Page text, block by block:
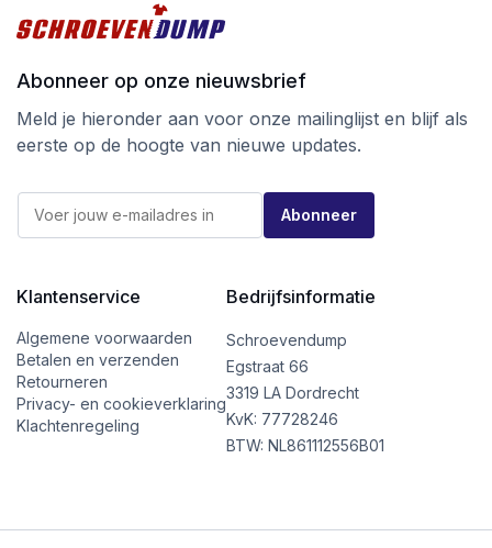
zodat er bij afvalscheiding geen plastic meer in
Ga voor kwaliteit tegen de beste prijs
bij schroevendump.nl en neem een kijkje op
onzeinstragrampagina.
Abonneer op onze nieuwsbrief
Meld je hieronder aan voor onze mailinglijst en blijf als
eerste op de hoogte van nieuwe updates.
a
*
-
m
a
i
l
E
m
l
Abonneer
Klantenservice
Algemene voorwaarden
Betalen en verzenden
Retourneren
Privacy- en cookieverklaring
Klachtenregeling
Bedrijfsinformatie
Schroevendump
Egstraat 66
3319 LA Dordrecht
KvK: 77728246
BTW: NL861112556B01